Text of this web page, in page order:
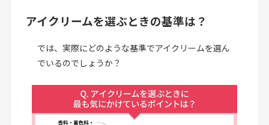
アイクリームを選ぶときの基準は？
では、実際にどのような基準でアイクリームを選ん
でいるのでしょうか？